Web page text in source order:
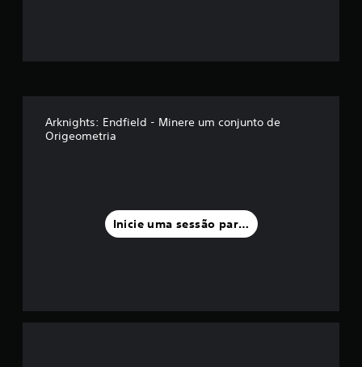
Arknights: Endfield - Minere um conjunto de
Origeometria
Inicie uma sessão para classificar